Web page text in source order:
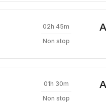
02h 45m
Non stop
01h 30m
Non stop